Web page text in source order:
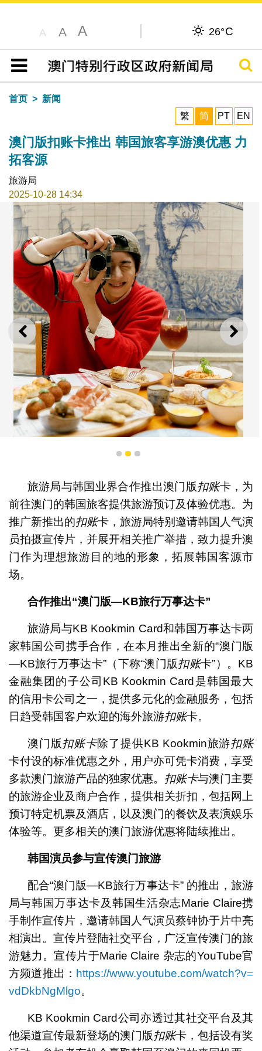
A A A 26°C
目录
搜寻
首页
新闻
繁
简 PT EN
澳门版扣账卡推出 韩国旅客享游澳优惠 力
拓客源
旅游局
2025-10-28 14:34
上一则 下一
韩国演员蔡钟协亮相宣传片推广澳门
1 2 3
旅游局与韩国业界合作推出澳门版扣账卡，为
前往澳门的韩国旅客提供旅游预订及体验优惠。为
推广新推出的扣账卡，旅游局特别邀请韩国人气演
员拍摄宣传片，并展开相关推广举措，致力提升澳
门作为理想旅游目的地的形象，拓展韩国客源市
场。
合作推出“澳门版—KB旅行万事达卡”
旅游局与KB Kookmin Card和韩国万事达卡两
家韩国公司携手合作，在本月推出全新的“澳门版
—KB旅行万事达卡”（下称“澳门版扣账卡”）。KB
金融集团的子公司KB Kookmin Card是韩国最大
的信用卡公司之一，提供多元化的金融服务，包括
日趋受韩国客户欢迎的海外旅游扣账卡。
澳门版扣账卡除了提供KB Kookmin旅游扣账
卡付设的标准优惠之外，用户亦可凭卡消费，享受
多款澳门旅游产品的独家优惠。 扣账卡与澳门主要
的旅游企业及商户合作，提供相关折扣，包括网上
预订特定机票及酒店，以及澳门的餐饮及表演娱乐
体验等。更多相关的澳门旅游优惠将陆续推出。
韩国演员参与宣传澳门旅游
配合“澳门版—KB旅行万事达卡” 的推出，旅游
局与韩国万事达卡及韩国生活杂志Marie Claire携
手制作宣传片，邀请韩国人气演员蔡钟协于片中亮
相演出。宣传片登陆社交平台，广泛宣传澳门的旅
游魅力。宣传片于Marie Claire 杂志的YouTube官
方频道推出： https://www.youtube.com/watch?v=
vdDkbNgMlgo。
KB Kookmin Card公司亦透过其社交平台及其
他渠道宣传最新登场的澳门版扣账卡，包括设有奖